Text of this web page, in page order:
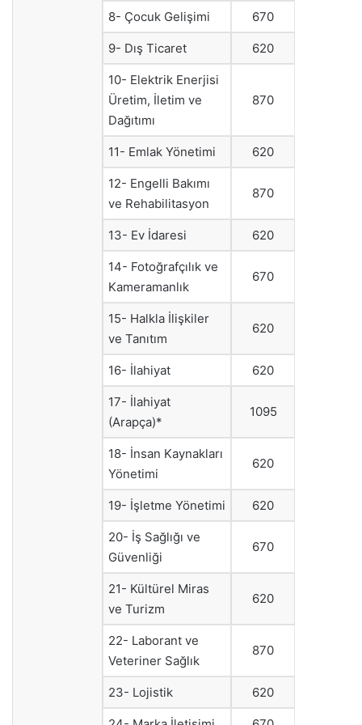
8- Çocuk Gelişimi 670
9- Dış Ticaret 620
10- Elektrik Enerjisi
Üretim, İletim ve
Dağıtımı
870
11- Emlak Yönetimi 620
12- Engelli Bakımı
ve Rehabilitasyon
870
13- Ev İdaresi 620
14- Fotoğrafçılık ve
Kameramanlık
670
15- Halkla İlişkiler
ve Tanıtım
620
16- İlahiyat 620
17- İlahiyat
(Arapça)*
1095
18- İnsan Kaynakları
Yönetimi
620
19- İşletme Yönetimi 620
20- İş Sağlığı ve
Güvenliği
670
21- Kültürel Miras
ve Turizm
620
22- Laborant ve
Veteriner Sağlık
870
23- Lojistik 620